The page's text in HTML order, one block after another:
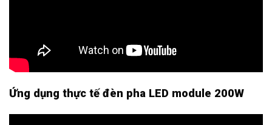
Ứng dụng thực tế đèn pha LED module 200W